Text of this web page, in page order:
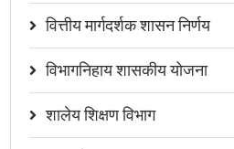
वित्तीय मार्गदर्शक शासन निर्णय
विभागनिहाय शासकीय योजना
शालेय शिक्षण विभाग